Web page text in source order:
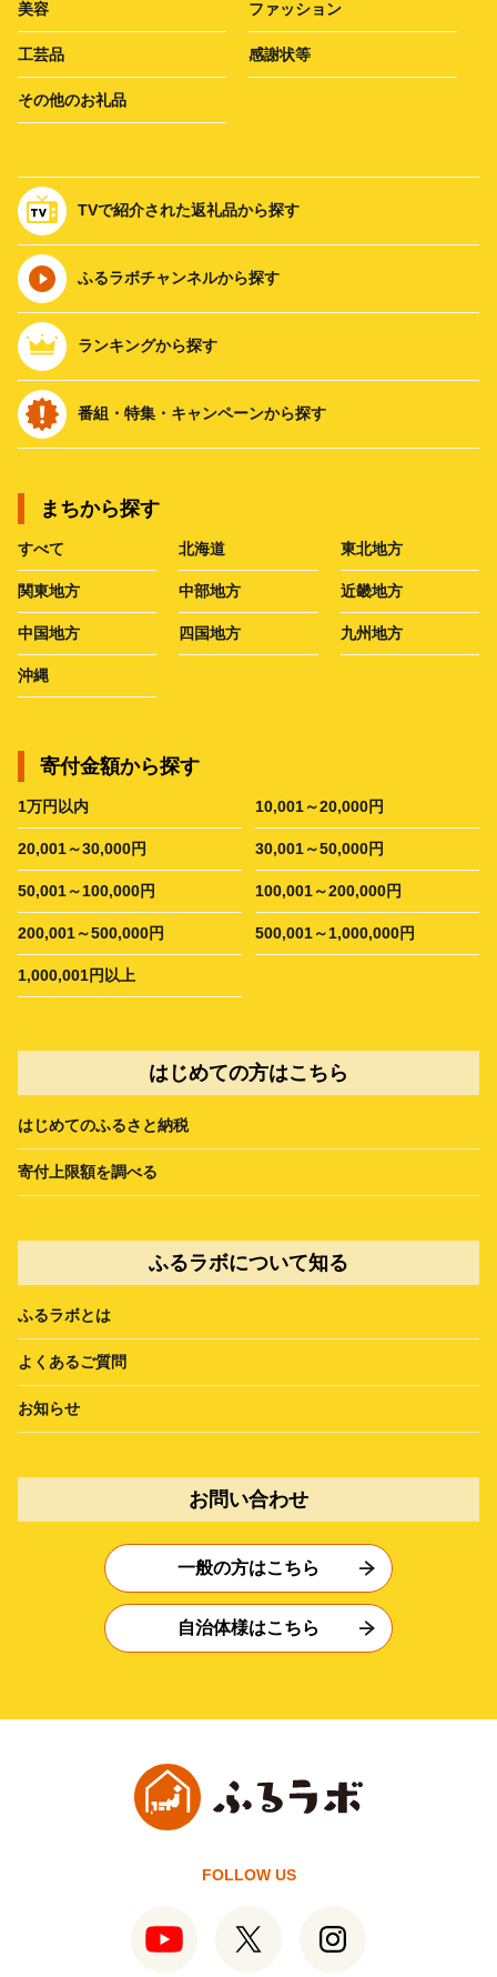
美容 ファッション
工芸品 感謝状等
その他のお礼品
TVで紹介された返礼品から探す
ふるラボチャンネルから探す
ランキングから探す
番組・特集・キャンペーンから探す
まちから探す
すべて 北海道 東北地方
関東地方 中部地方 近畿地方
中国地方 四国地方 九州地方
沖縄
寄付金額から探す
1万円以内 10,001～20,000円
20,001～30,000円 30,001～50,000円
50,001～100,000円 100,001～200,000円
200,001～500,000円 500,001～1,000,000円
1,000,001円以上
はじめての方はこちら
はじめてのふるさと納税
寄付上限額を調べる
ふるラボについて知る
ふるラボとは
よくあるご質問
お知らせ
お問い合わせ
一般の方はこちら
自治体様はこちら
FOLLOW US